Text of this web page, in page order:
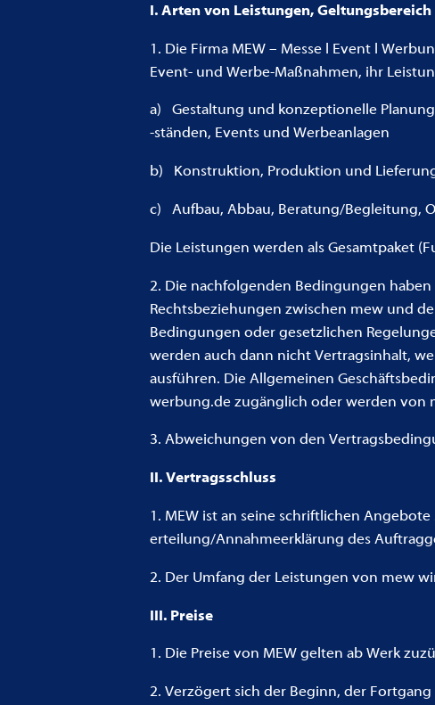
I. Arten von Leistungen, Geltungsbereich
1. Die Firma MEW – Messe l Event l
Event- und Werbe-Maßnahmen, ihr
a) Gestaltung und konzeptionelle
-ständen, Events und Werbeanlagen
b) Konstruktion, Produktion und
c) Aufbau, Abbau, Beratung/Begleitung,
Die Leistungen werden als Gesamtpaket
2. Die nachfolgenden Bedingungen
Rechtsbeziehungen zwischen mew und
Bedingungen oder gesetzlichen
werden auch dann nicht Vertragsinhalt,
ausführen. Die Allgemeinen
werbung.de zugänglich oder werden von
3. Abweichungen von den
II. Vertragsschluss
1. MEW ist an seine schriftlichen
erteilung/Annahmeerklärung des
2. Der Umfang der Leistungen von mew
III. Preise
1. Die Preise von MEW gelten ab Werk
2. Verzögert sich der Beginn, der